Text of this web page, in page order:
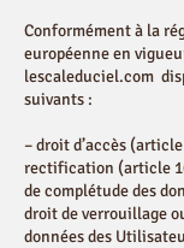
Conformément à la
européenne en
lescaleduciel.com
suivants :
– droit d’accès
rectification (article
de complétude des
droit de verrouillage
données des